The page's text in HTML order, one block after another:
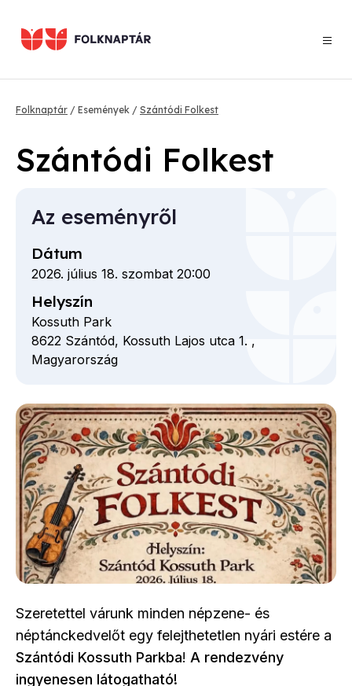
tartalomra
Morzsa
Folknaptár Események Szántódi Folkest
Szántódi Folkest
Szeretettel várunk minden népzene- és
néptánckedvelőt egy felejthetetlen nyári estére a
Szántódi Kossuth Parkba! A rendezvény
ingyenesen látogatható!
Az eseményről
Dátum
2026. július 18. szombat 20:00
Helyszín
Kossuth Park
8622 Szántód, Kossuth Lajos utca 1. ,
Magyarország